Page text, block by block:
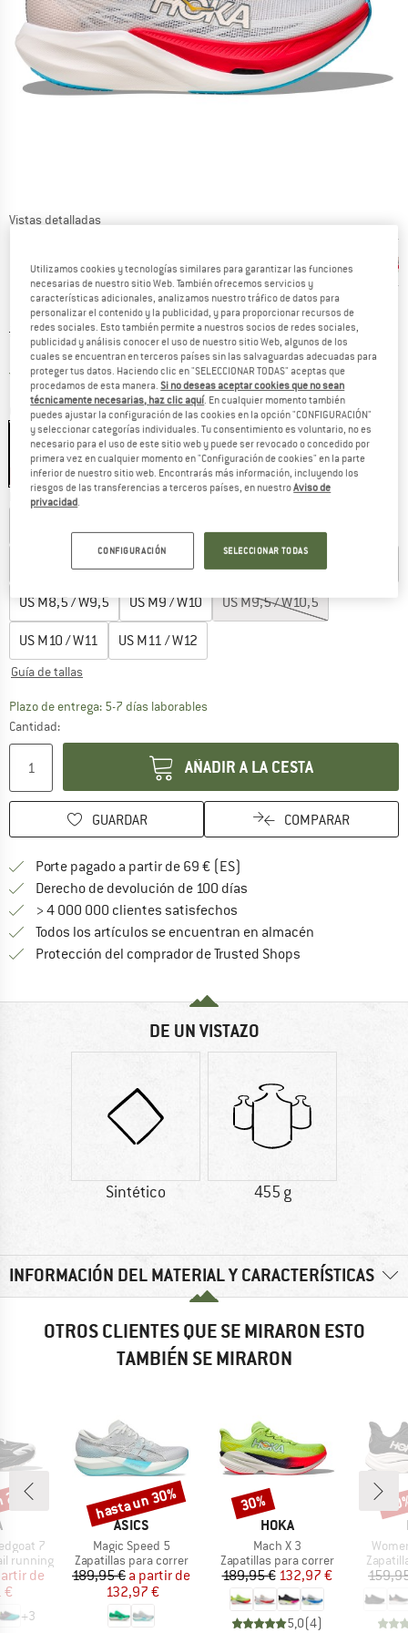
Vistas detalladas
Precio original :
249,95€
Precio:
162,47€ incl. IVA
Envío gratuito(ES)España. Información sobre los gastos de
Color:Alabaster / Frost
35% 35%
Elegir talla:
M6,5 / W7,5 USM7 / W8 US
US M8,5 / W9,5 US M9 / W10 USM9,5 / W10,5
US M10 / W11 US M11 / W12
Guía de tallas
Plazo de entrega: 5-7 días laborablesEl enlace se abre en una ventana
Cantidad:
AÑADIR A LA CESTA
GUARDAR COMPARAR
Porte pagado a partir de 69 € (ES)
Derecho de devolución de 100 días
> 4 000 000 clientes satisfechos
Todos los artículos se encuentran en almacén
Protección del comprador de Trusted Shops
DE UN VISTAZO
Sintético 455 g
INFORMACIÓN DEL MATERIAL Y CARACTERÍSTICAS
OTROS CLIENTES QUE SE MIRARON ESTO
TAMBIÉN SE MIRARON
7
running
reducido
de
€
+3
MARCA
ASICS
Artículo
Magic Speed 5
Product group
Zapatillas para correr
Precio
189,95 € Precio reducido
a partir de
132,97 €
Descuento
hasta un 30%
MARCA
HOKA
Artículo
Mach X 3
Product group
Zapatillas para correr
Precio
189,95 €Precio reducido
132,97 €
5,0(4)
Descuento
30%
Utilizamos cookies y tecnologías similares para garantizar las funciones
necesarias de nuestro sitio Web. También ofrecemos servicios y
características adicionales, analizamos nuestro tráfico de datos para
personalizar el contenido y la publicidad, y para proporcionar recursos de
redes sociales. Esto también permite a nuestros socios de redes sociales,
publicidad y análisis conocer el uso de nuestro sitio Web, algunos de los
cuales se encuentran en terceros países sin las salvaguardas adecuadas para
proteger tus datos. Haciendo clic en "SELECCIONAR TODAS" aceptas que
procedamos de esta manera.Si no deseas aceptar cookies que no sean
técnicamente necesarias, haz clic aquí. En cualquier momento también
puedes ajustar la configuración de las cookies en la opción "CONFIGURACIÓN"
y seleccionar categorías individuales. Tu consentimiento es voluntario, no es
necesario para el uso de este sitio web y puede ser revocado o concedido por
primera vez en cualquier momento en "Configuración de cookies" en la parte
inferior de nuestro sitio web. Encontrarás más información, incluyendo los
riesgos de las transferencias a terceros países, en nuestroAviso de
privacidad
CONFIGURACIÓN SELECCIONAR TODAS